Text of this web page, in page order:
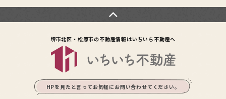
堺市北区・松原市の不動産情報はいちいち不動産へ
HPを見たと言ってお気軽にお問い合わせてください。